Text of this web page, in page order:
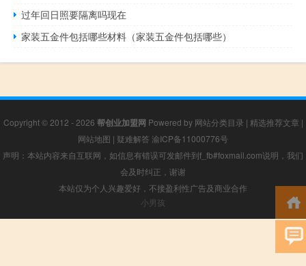
过年回日照要隔离吗现在
家装五金件包括哪些材料（家装五金件包括哪些）
Copyright © 2012 - 2026 帮创业加盟网 Powered by 网站分类目录 | 精选推荐文章 |
网站地图 | 疑难解答 渝ICP备11000776号
声明：本站内容来自互联网，如信息有错误可发邮件到f_fb#foxmail.com说明，我们
会及时纠正，谢谢
本站仅为个人兴趣爱好，不接盈利性广告及商业合作
小男孩